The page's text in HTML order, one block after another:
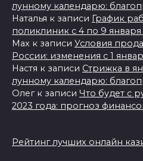
лунному календарю:
Наталья к записи График
поликлиник с 4 по 9 января
Max к записи Условия
России: изменения с 1
Настя к записи Стрижка в
лунному календарю:
Олегк записи Что будет с
2023 года: прогноз
Рейтинг лучших онлайн